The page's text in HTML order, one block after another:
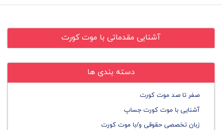
آشنایی مقدماتی با موت کورت
دسته بندی ها
صفر تا صد موت کورت
آشنایی با موت کورت جساپ
زبان تخصصی حقوقی و/با موت کورت